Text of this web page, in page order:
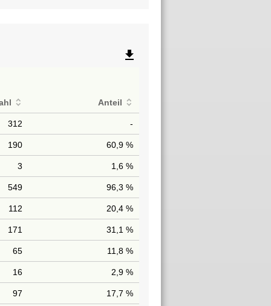
file_download
Anteil
312 -
190 60,9 %
3 1,6 %
549 96,3 %
112 20,4 %
171 31,1 %
65 11,8 %
16 2,9 %
97 17,7 %